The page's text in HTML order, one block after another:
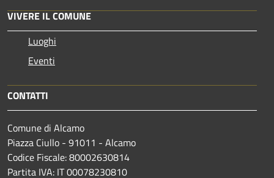
VIVERE IL COMUNE
Luoghi
Eventi
CONTATTI
Comune di Alcamo
Piazza Ciullo - 91011 - Alcamo
Codice Fiscale: 80002630814
Partita IVA: IT 00078230810